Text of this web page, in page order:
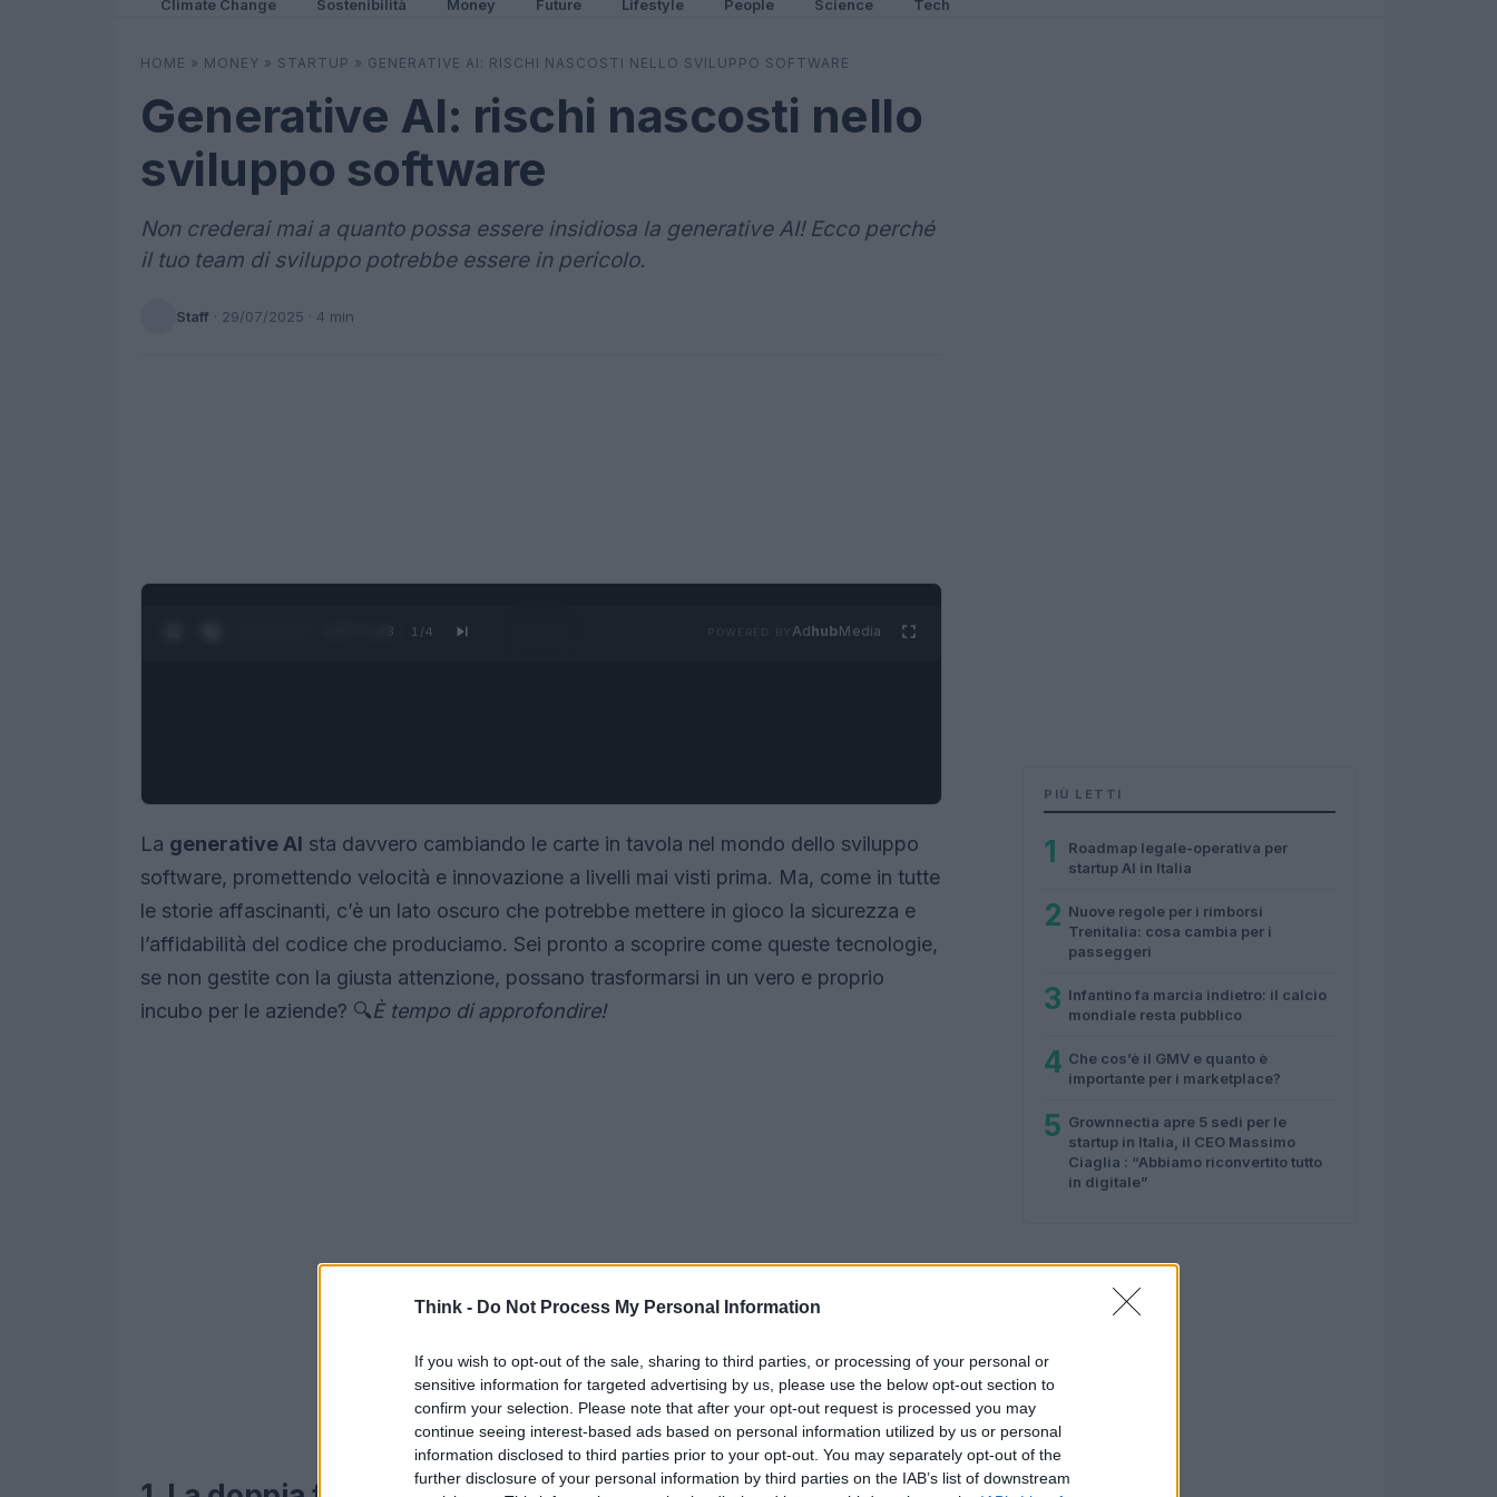
Think - Do Not Process My Personal Information
If you wish to opt-out of the sale, sharing to third parties, or processing of your personal or
sensitive information for targeted advertising by us, please use the below opt-out section to
confirm your selection. Please note that after your opt-out request is processed you may
continue seeing interest-based ads based on personal information utilized by us or personal
information disclosed to third parties prior to your opt-out. You may separately opt-out of the
further disclosure of your personal information by third parties on the IAB’s list of downstream
Climate Change Sostenibilità Money Future Lifestyle People Science Tech
HOME » MONEY » STARTUP » GENERATIVE AI: RISCHI NASCOSTI NELLO SVILUPPO SOFTWARE
Generative AI: rischi nascosti nello
sviluppo software
Non crederai mai a quanto possa essere insidiosa la generative AI! Ecco perché
il tuo team di sviluppo potrebbe essere in pericolo.
Staff · 29/07/2025 · 4 min
0:28 / 1:23 1 /4 AdhubMedia
La generative AI sta davvero cambiando le carte in tavola nel mondo dello sviluppo
software, promettendo velocità e innovazione a livelli mai visti prima. Ma, come in tutte
le storie affascinanti, c’è un lato oscuro che potrebbe mettere in gioco la sicurezza e
l’affidabilità del codice che produciamo. Sei pronto a scoprire come queste tecnologie,
se non gestite con la giusta attenzione, possano trasformarsi in un vero e proprio
incubo per le aziende? 🔍È tempo di approfondire!
PIÙ LETTI
1
Roadmap legale-operativa per
startup AI in Italia
2 Nuove regole per i rimborsi
Trenitalia: cosa cambia per i
passeggeri
3 Infantino fa marcia indietro: il calcio
mondiale resta pubblico
4 Che cos’è il GMV e quanto è
importante per i marketplace?
5 Grownnectia apre 5 sedi per le
startup in Italia, il CEO Massimo
Ciaglia : “Abbiamo riconvertito tutto
in digitale”